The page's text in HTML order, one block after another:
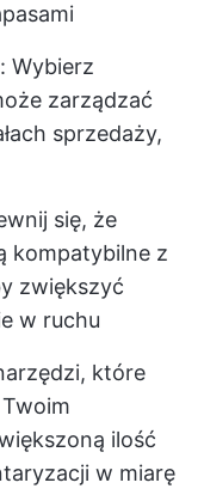
: Wybierz
zarządzać
sprzedaży,
się, że
kompatybilne z
zwiększyć
w ruchu
które
ilość
w miarę